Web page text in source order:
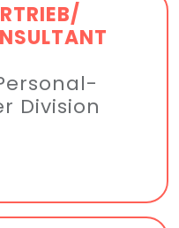
Division